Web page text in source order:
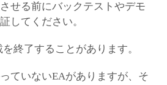
せる前にバックテストやデモ
してください。
終了することがあります。
ていないEAがありますが、そ